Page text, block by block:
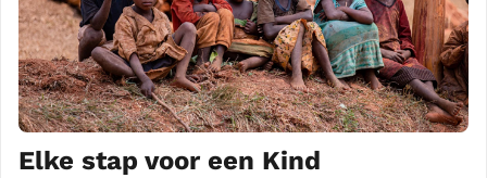
Elke stap voor een Kind